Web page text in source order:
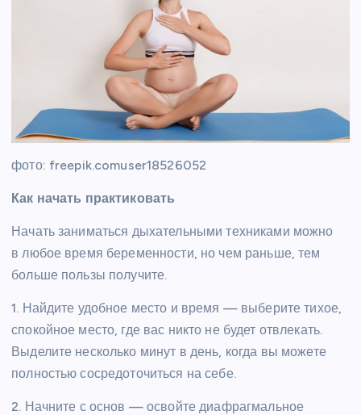
фото: freepik.comuser18526052
Как начать практиковать
Начать заниматься дыхательными техниками можно
в любое время беременности, но чем раньше, тем
больше пользы получите.
1. Найдите удобное место и время — выберите тихое,
спокойное место, где вас никто не будет отвлекать.
Выделите несколько минут в день, когда вы можете
полностью сосредоточиться на себе.
2. Начните с основ — освойте диафрагмальное